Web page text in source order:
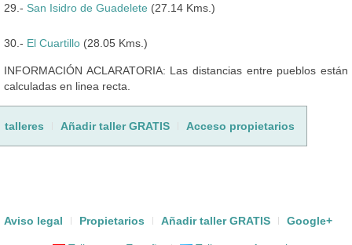
29.- San Isidro de Guadelete (27.14 Kms.)
30.- El Cuartillo (28.05 Kms.)
INFORMACIÓN ACLARATORIA: Las distancias entre pueblos están
calculadas en linea recta.
talleres Añadir taller GRATIS Acceso propietarios
Aviso legal Propietarios Añadir taller GRATIS Google+